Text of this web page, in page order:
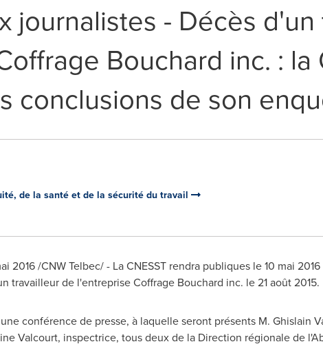
journalistes - Décès
Bouchard inc. : la
conclusions de son
de la santé et de la sécurité du travail
2016 /CNW Telbec/ - La CNESST rendra publiques le 10 mai
travailleur de l'entreprise Coffrage Bouchard inc. le 21 août 2015.
conférence de presse, à laquelle seront présents M. Ghislain
Valcourt, inspectrice, tous deux de la Direction régionale de